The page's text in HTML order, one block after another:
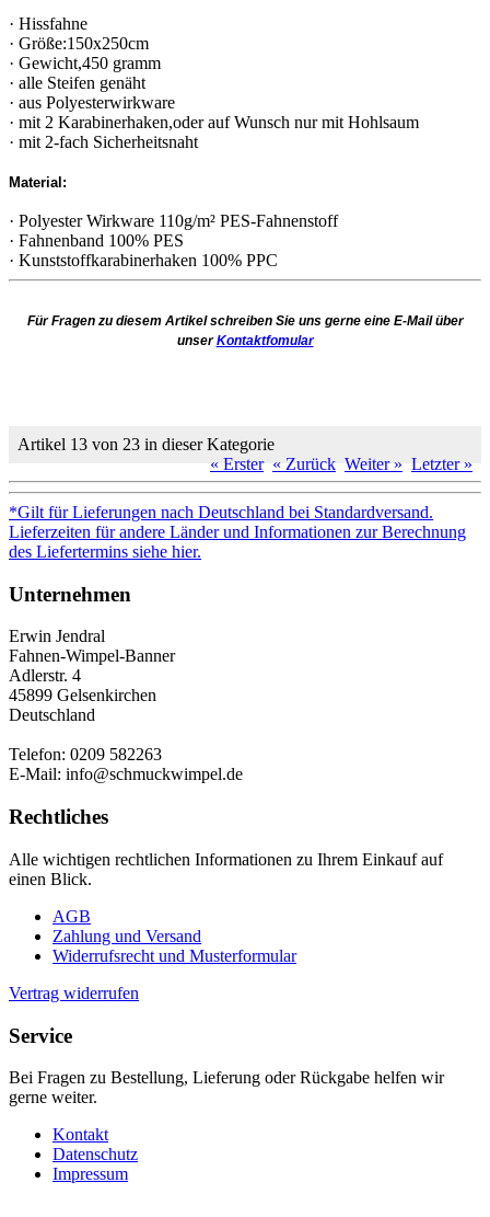
· Hissfahne
· Größe:150x250cm
· Gewicht,450 gramm
· alle Steifen genäht
· aus Polyesterwirkware
· mit 2 Karabinerhaken,oder auf Wunsch nur mit Hohlsaum
· mit 2-fach Sicherheitsnaht
Material:
· Polyester Wirkware 110g/m² PES-Fahnenstoff
· Fahnenband 100% PES
· Kunststoffkarabinerhaken 100% PPC
Für Fragen zu diesem Artikel schreiben Sie uns gerne eine E-Mail über
unserKontaktfomular
Artikel 13 von 23 in dieser Kategorie
« Erster « Zurück Weiter » Letzter »
*Gilt für Lieferungen nach Deutschland bei Standardversand.
Lieferzeiten für andere Länder und Informationen zur Berechnung
des Liefertermins siehe hier.
Unternehmen
Erwin Jendral
Fahnen-Wimpel-Banner
Adlerstr. 4
45899 Gelsenkirchen
Deutschland
Telefon: 0209 582263
E-Mail: info@schmuckwimpel.de
Rechtliches
Alle wichtigen rechtlichen Informationen zu Ihrem Einkauf auf
einen Blick.
AGB
Zahlung und Versand
Widerrufsrecht und Musterformular
Vertrag widerrufen
Service
Bei Fragen zu Bestellung, Lieferung oder Rückgabe helfen wir
gerne weiter.
Kontakt
Datenschutz
Impressum